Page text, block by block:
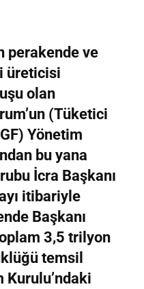
perakende ve
üreticisi
olan
(Tüketici
Yönetim
bu yana
İcra Başkanı
itibariyle
Başkanı
3,5 trilyon
temsil
Kurulu’ndaki